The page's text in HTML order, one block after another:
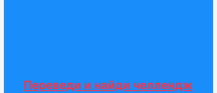
Переведи и найди челлендж